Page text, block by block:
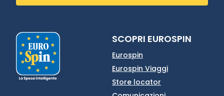
SCOPRI EUROSPIN
Eurospin
Eurospin Viaggi
Store locator